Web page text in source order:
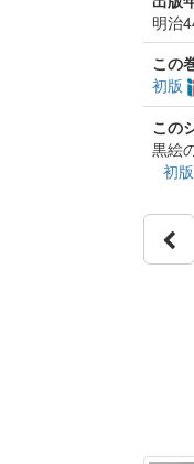
明治
この
初版
この
黒絵
初版